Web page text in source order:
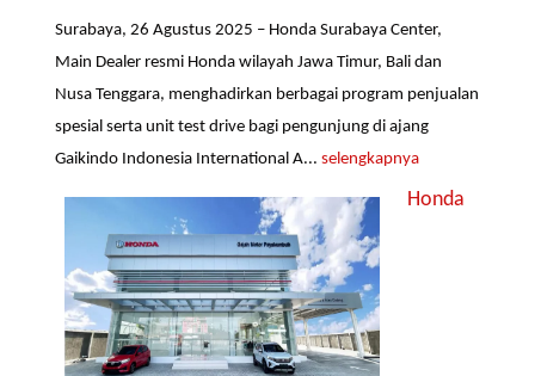
Surabaya, 26 Agustus 2025 – Honda Surabaya Center,
Main Dealer resmi Honda wilayah Jawa Timur, Bali dan
Nusa Tenggara, menghadirkan berbagai program penjualan
spesial serta unit test drive bagi pengunjung di ajang
Gaikindo Indonesia International A...selengkapnya
Honda